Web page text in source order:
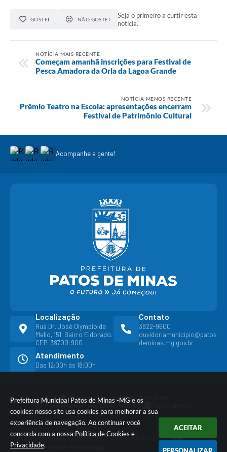
Prefeitura Municipal Patos de Minas -MG e os
cookies: nosso site usa cookies para melhorar a sua
experiência de navegação. Ao continuar você
concorda com a nossa Política de Cookies e
Privacidade.
ACEITAR
GOSTEI NÃO GOSTEI
Seja o primeiro a curtir esta
notícia.
NOTÍCIA MAIS RECENTE
Começam amanhã inscrições para Festival de
Pesca Amadora da Orla da Lagoa Grande
NOTÍCIA MENOS RECENTE
Prêmio Teatro na Escola: apresentações encerram
Festival de Patrimônio Cultural
Acompanhe a gente!
Localização
Rua Dr. José Olympio de
Mello, 151. Bairro Eldorado.
CEP: 38700-900
Contato
3822-9600
ouvidoriamunicipio@patos
deminas.mg.gov.br
Atendimento
Das 12:00h às 18:00h
Versão do Sistema:3.5.3 - 19/06/2026
Portal atualizado em:
© Copyright Instar - 2006-2026. Todos os direitos
reservados -